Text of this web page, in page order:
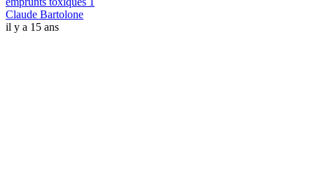
Claude Bartolone
il y a 15 ans